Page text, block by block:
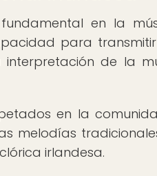
en la
para
de la
en la
melodías
irlandesa.